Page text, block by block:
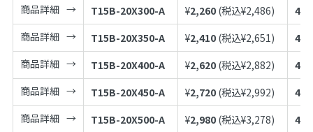
商品詳細
T15B-20X300-A ¥2,260 (税込¥2,486)
商品詳細
T15B-20X350-A ¥2,410 (税込¥2,651)
商品詳細
T15B-20X400-A ¥2,620 (税込¥2,882)
商品詳細
T15B-20X450-A ¥2,720 (税込¥2,992)
商品詳細
T15B-20X500-A ¥2,980 (税込¥3,278)